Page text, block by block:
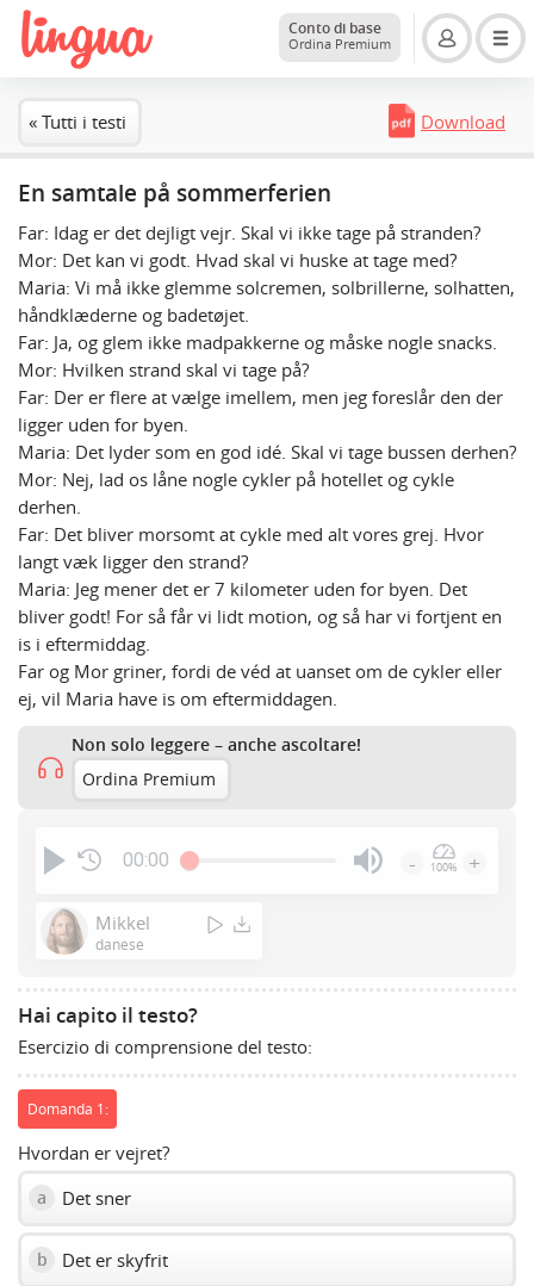
Conto di base
Ordina Premium
« Tutti i testi Download
En samtale på sommerferien
Far: Idag er det dejligt vejr. Skal vi ikke tage på stranden?
Mor: Det kan vi godt. Hvad skal vi huske at tage med?
Maria: Vi må ikke glemme solcremen, solbrillerne, solhatten,
håndklæderne og badetøjet.
Far: Ja, og glem ikke madpakkerne og måske nogle snacks.
Mor: Hvilken strand skal vi tage på?
Far: Der er flere at vælge imellem, men jeg foreslår den der
ligger uden for byen.
Maria: Det lyder som en god idé. Skal vi tage bussen derhen?
Mor: Nej, lad os låne nogle cykler på hotellet og cykle
derhen.
Far: Det bliver morsomt at cykle med alt vores grej. Hvor
langt væk ligger den strand?
Maria: Jeg mener det er 7 kilometer uden for byen. Det
bliver godt! For så får vi lidt motion, og så har vi fortjent en
is i eftermiddag.
Far og Mor griner, fordi de véd at uanset om de cykler eller
ej, vil Maria have is om eftermiddagen.
Non solo leggere – anche ascoltare!
Ordina Premium
00:00 - 100% +
Mikkel
danese
Hai capito il testo?
Esercizio di comprensione del testo:
Domanda 1:
Hvordan er vejret?
a Det sner
b Det er skyfrit